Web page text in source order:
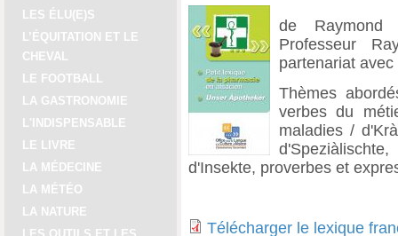
LES ÉLU(E)S
L’ÉQUITATION ET LE
CHEVAL
LE FOOTBALL
LA GASTRONOMIE
L'INDISPENSABLE
LE LIVRE
LA MÉDECINE
LA MÉTÉO
LA NATURE
de
Professeur
partenariat
Thèmes
verbes du
maladies /
d'Insekte, proverbes et
Télécharger le lexique